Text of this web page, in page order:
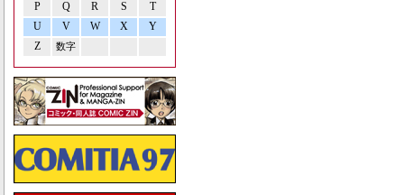
P Q R S
T
U
V W X
Y
Z
数字